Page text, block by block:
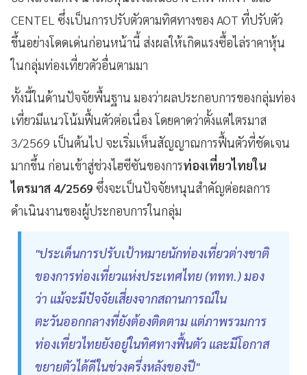
CENTEL ซึ่งเป็นการปรับตัวตามทิศทางของ AOT ที่ปรับตัว
ขึ้นอย่างโดดเด่นก่อนหน้านี้ ส่งผลให้เกิดแรงซื้อไล่ราคาหุ้น
ในกลุ่มท่องเที่ยวตัวอื่นตามมา
ทั้งนี้ในด้านปัจจัยพื้นฐาน มองว่าผลประกอบการของกลุ่มท่อง
เที่ยวมีแนวโน้มฟื้นตัวต่อเนื่อง โดยคาดว่าตั้งแต่ไตรมาส
3/2569 เป็นต้นไป จะเริ่มเห็นสัญญาณการฟื้นตัวที่ชัดเจน
มากขึ้น ก่อนเข้าสู่ช่วงไฮซีซันของการท่องเที่ยวไทยใน
ไตรมาส 4/2569 ซึ่งจะเป็นปัจจัยหนุนสำคัญต่อผลการ
ดำเนินงานของผู้ประกอบการในกลุ่ม
"ประเด็นการปรับเป้าหมายนักท่องเที่ยวต่างชาติ
ของการท่องเที่ยวแห่งประเทศไทย (ททท.) มอง
ว่า แม้จะมีปัจจัยเสี่ยงจากสถานการณ์ใน
ตะวันออกกลางที่ยังต้องติดตาม แต่ภาพรวมการ
ท่องเที่ยวไทยยังอยู่ในทิศทางฟื้นตัว และมีโอกาส
ขยายตัวได้ดีในช่วงครึ่งหลังของปี"